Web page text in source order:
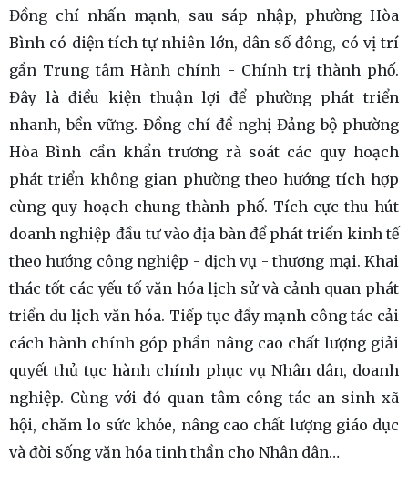
Đồng chí nhấn mạnh, sau sáp nhập, phường Hòa
Bình có diện tích tự nhiên lớn, dân số đông, có vị trí
gần Trung tâm Hành chính - Chính trị thành phố.
Đây là điều kiện thuận lợi để phường phát triển
nhanh, bền vững. Đồng chí đề nghị Đảng bộ phường
Hòa Bình cần khẩn trương rà soát các quy hoạch
phát triển không gian phường theo hướng tích hợp
cùng quy hoạch chung thành phố. Tích cực thu hút
doanh nghiệp đầu tư vào địa bàn để phát triển kinh tế
theo hướng công nghiệp - dịch vụ - thương mại. Khai
thác tốt các yếu tố văn hóa lịch sử và cảnh quan phát
triển du lịch văn hóa. Tiếp tục đẩy mạnh công tác cải
cách hành chính góp phần nâng cao chất lượng giải
quyết thủ tục hành chính phục vụ Nhân dân, doanh
nghiệp. Cùng với đó quan tâm công tác an sinh xã
hội, chăm lo sức khỏe, nâng cao chất lượng giáo dục
và đời sống văn hóa tinh thần cho Nhân dân…